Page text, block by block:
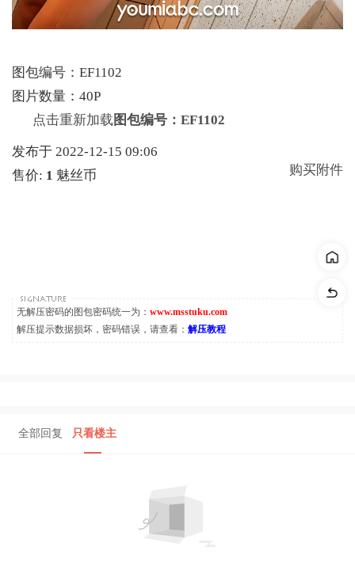
图包编号：EF1102
图片数量：40P
点击重新加载 图包编号：EF1102
发布于 2022-12-15 09:06
售价: 1 魅丝币 购买附件
无解压密码的图包密码统一为： www.msstuku.com
解压提示数据损坏，密码错误，请查看： 解压教程
全部回复 只看楼主